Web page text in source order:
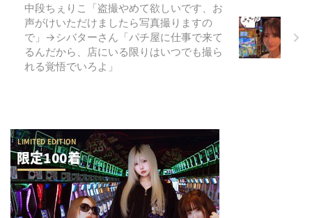
中段ちぇりこ「盗撮やめて欲しいです、お
声がけいただけましたら写真撮りますの
で」→シバターさん「パチ屋に仕事で来て
るんだから、店にいる限りはいつでも撮ら
れる覚悟でいろよ」